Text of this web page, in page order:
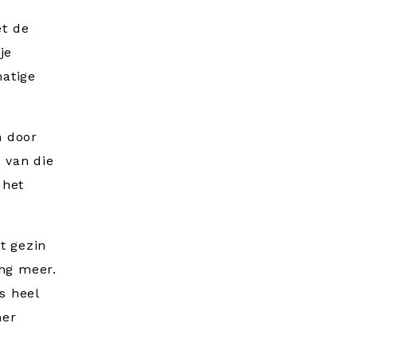
de
door
van die
gezin
meer.
heel